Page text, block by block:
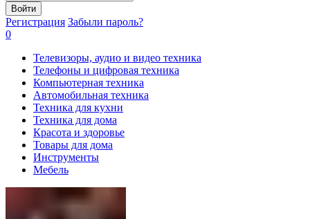
Войти
Регистрация Забыли пароль?
0
Телевизоры, аудио и видео техника
Телефоны и цифровая техника
Компьютерная техника
Автомобильная техника
Техника для кухни
Техника для дома
Красота и здоровье
Товары для дома
Инструменты
Мебель